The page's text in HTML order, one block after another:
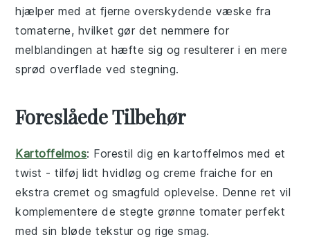
hjælper med at fjerne overskydende væske fra
tomaterne, hvilket gør det nemmere for
melblandingen at hæfte sig og resulterer i en mere
sprød overflade ved stegning.
Foreslåede Tilbehør
Kartoffelmos: Forestil dig enkartoffelmos med et
twist - tilføj lidthvidløg og creme fraiche for en
ekstra cremet og smagfuld oplevelse. Denne ret vil
komplementere de stegte grønne tomater perfekt
med sin bløde tekstur og rige smag.